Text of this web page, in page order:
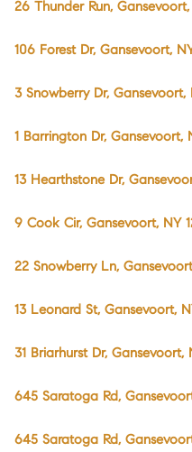
26 Thunder Run, Gansevoort,
106 Forest Dr, Gansevoort,
3 Snowberry Dr, Gansevoort,
1 Barrington Dr, Gansevoort,
13 Hearthstone Dr,
9 Cook Cir, Gansevoort, NY
22 Snowberry Ln,
13 Leonard St, Gansevoort,
31 Briarhurst Dr, Gansevoort,
645 Saratoga Rd,
645 Saratoga Rd,